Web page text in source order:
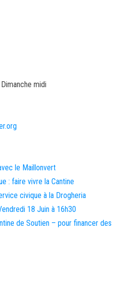
midi
le Maillonvert
: faire vivre la Cantine
civique à la Drogheria
18 Juin à 16h30
de Soutien – pour financer des